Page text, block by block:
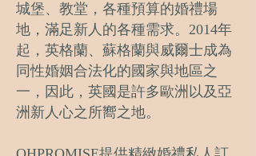
城堡、教堂，各種預算的婚禮場
地，滿足新人的各種需求。2014年
起，英格蘭、蘇格蘭與威爾士成為
同性婚姻合法化的國家與地區之
一，因此，英國是許多歐洲以及亞
洲新人心之所嚮之地。